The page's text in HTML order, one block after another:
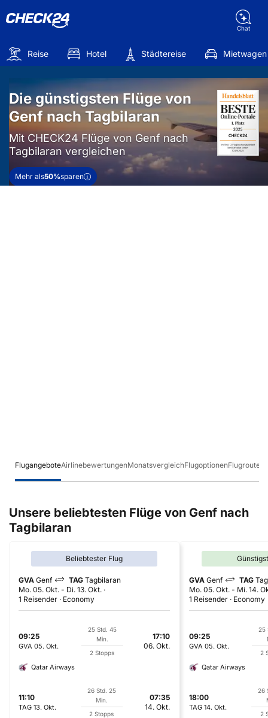
Chat
Reise Hotel Städtereise Mietwagen
Die günstigsten Flüge von
Genf nach Tagbilaran
Mit CHECK24 Flüge von Genf nach
Tagbilaran vergleichen
Mehr als50%sparen
FlugangeboteAirlinebewertungenMonatsvergleichFlugoptionenFlugrouten
Unsere beliebtesten Flüge von Genf nach
Tagbilaran
Beliebtester Flug
GVA Genf TAG Tagbilaran
Mo. 05. Okt. - Di. 13. Okt.
1 Reisender
Economy
09:25
GVA 05. Okt.
25 Std. 45
Min.
2 Stopps
17:10
06. Okt.
Qatar Airways
11:10
TAG 13. Okt.
26 Std. 25
Min.
2 Stopps
07:35
14. Okt.
GVA Genf TAG
Mo. 05. Okt. - Mi. 14.
1 Reisender
Economy
09:25
GVA 05. Okt.
25
2
Qatar Airways
18:00
TAG 14. Okt.
26
2